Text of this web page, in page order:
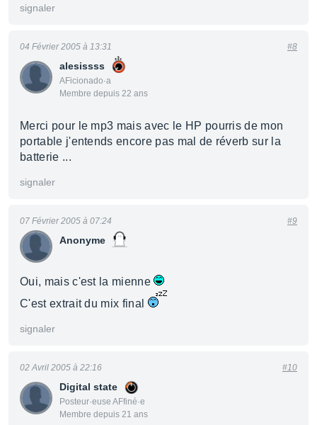
signaler
alesissss
AFicionado·a
Membre depuis 22 ans
04 Février 2005 à 13:31 #8
Merci pour le mp3 mais avec le HP pourris de mon
portable j'entends encore pas mal de réverb sur la
batterie ...
signaler
Anonyme
07 Février 2005 à 07:24 #9
Oui, mais c'est la mienne
C'est extrait du mix final
signaler
Digital state
Posteur·euse AFfiné·e
Membre depuis 21 ans
02 Avril 2005 à 22:16 #10